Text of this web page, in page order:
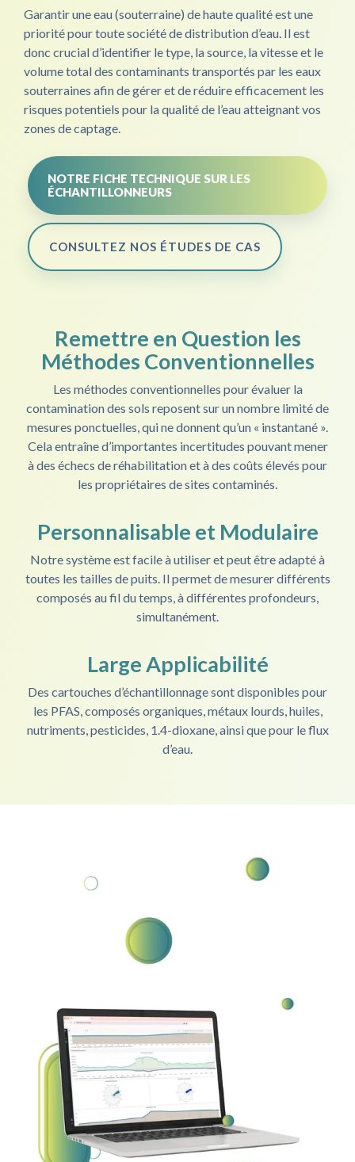
Garantir une eau (souterraine) de haute qualité est une
priorité pour toute société de distribution d’eau. Il est
donc crucial d’identifier le type, la source, la vitesse et le
volume total des contaminants transportés par les eaux
souterraines afin de gérer et de réduire efficacement les
risques potentiels pour la qualité de l’eau atteignant vos
zones de captage.
NOTRE FICHE TECHNIQUE SUR LES
ÉCHANTILLONNEURS
CONSULTEZ NOS ÉTUDES DE CAS
Remettre en Question les
Méthodes Conventionnelles
Les méthodes conventionnelles pour évaluer la
contamination des sols reposent sur un nombre limité de
mesures ponctuelles, qui ne donnent qu’un « instantané ».
Cela entraîne d’importantes incertitudes pouvant mener
à des échecs de réhabilitation et à des coûts élevés pour
les propriétaires de sites contaminés.
Personnalisable et Modulaire
Notre système est facile à utiliser et peut être adapté à
toutes les tailles de puits. Il permet de mesurer différents
composés au fil du temps, à différentes profondeurs,
simultanément.
Large Applicabilité
Des cartouches d’échantillonnage sont disponibles pour
les PFAS, composés organiques, métaux lourds, huiles,
nutriments, pesticides, 1.4-dioxane, ainsi que pour le flux
d’eau.